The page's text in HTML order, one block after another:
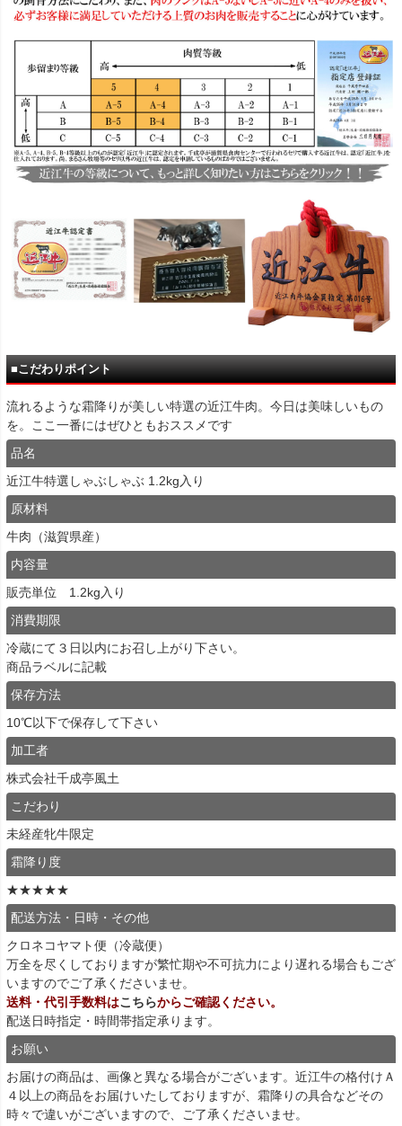
■こだわりポイント
流れるような霜降りが美しい特選の近江牛肉。今日は美味しいもの
を。ここ一番にはぜひともおススメです
品名
近江牛特選しゃぶしゃぶ 1.2kg入り
原材料
牛肉（滋賀県産）
内容量
販売単位 1.2kg入り
消費期限
冷蔵にて３日以内にお召し上がり下さい。
商品ラベルに記載
保存方法
10℃以下で保存して下さい
加工者
株式会社千成亭風土
こだわり
未経産牝牛限定
霜降り度
★★★★★
配送方法・日時・その他
クロネコヤマト便（冷蔵便）
万全を尽くしておりますが繁忙期や不可抗力により遅れる場合もござ
いますのでご了承くださいませ。
送料・代引手数料はこちらからご確認ください。
配送日時指定・時間帯指定承ります。
お願い
お届けの商品は、画像と異なる場合がございます。近江牛の格付けＡ
４以上の商品をお届けいたしておりますが、霜降りの具合などその
時々で違いがございますので、ご了承くださいませ。